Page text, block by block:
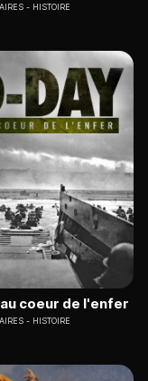
HISTOIRE
coeur de l'enfer
HISTOIRE